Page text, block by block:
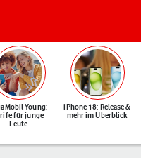
Young:
für junge
Leute
iPhone 18: Release &
mehr im Überblick